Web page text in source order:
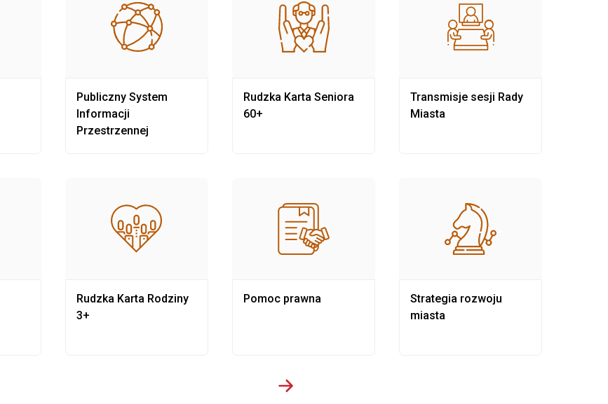
Publiczny System
Informacji
Przestrzennej
Rudzka Karta Rodziny
3+
Rudzka Karta Seniora
60+
Pomoc prawna
Transmisje sesji Rady
Miasta
Strategia rozwoju
miasta